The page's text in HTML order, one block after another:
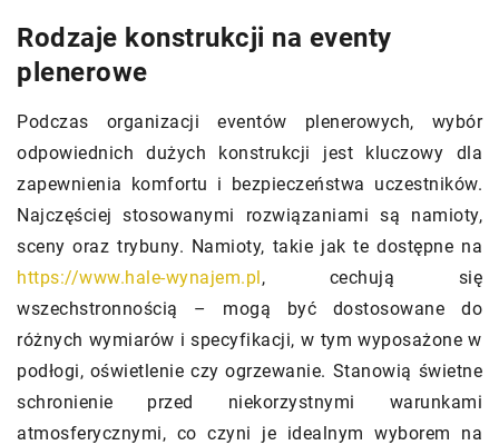
Rodzaje konstrukcji na eventy
plenerowe
Podczas organizacji eventów plenerowych, wybór
odpowiednich dużych konstrukcji jest kluczowy dla
zapewnienia komfortu i bezpieczeństwa uczestników.
Najczęściej stosowanymi rozwiązaniami są namioty,
sceny oraz trybuny. Namioty, takie jak te dostępne na
https://www.hale-wynajem.pl, cechują się
wszechstronnością – mogą być dostosowane do
różnych wymiarów i specyfikacji, w tym wyposażone w
podłogi, oświetlenie czy ogrzewanie. Stanowią świetne
schronienie przed niekorzystnymi warunkami
atmosferycznymi, co czyni je idealnym wyborem na